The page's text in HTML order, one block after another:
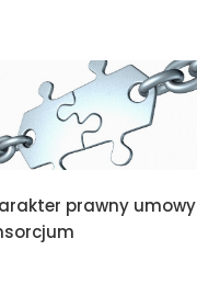
prawny umowy